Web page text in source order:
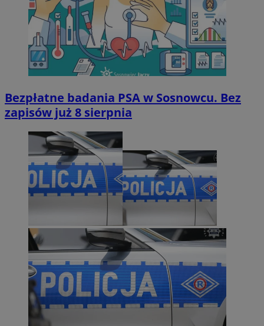
Bezpłatne badania PSA w Sosnowcu. Bez
zapisów już 8 sierpnia